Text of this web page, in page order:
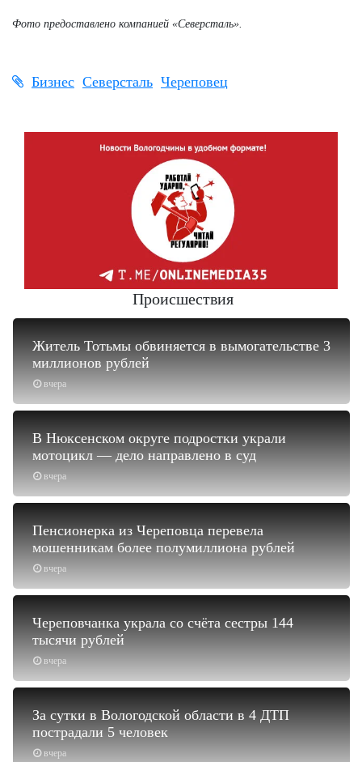
Фото предоставлено компанией «Северсталь».
Бизнес Северсталь Череповец
Происшествия
вчера
Житель Тотьмы обвиняется в вымогательстве 3
миллионов рублей
вчера
В Нюксенском округе подростки украли
мотоцикл — дело направлено в суд
вчера
Пенсионерка из Череповца перевела
мошенникам более полумиллиона рублей
вчера
Череповчанка украла со счёта сестры 144
тысячи рублей
вчера
За сутки в Вологодской области в 4 ДТП
пострадали 5 человек